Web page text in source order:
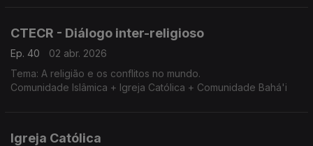
CTECR - Diálogo inter-religioso
Ep. 40
02 abr. 2026
Tema: A religião e os conflitos no mundo.
Comunidade Islâmica + Igreja Católica + Comunidade Bahá'i
Igreja Católica